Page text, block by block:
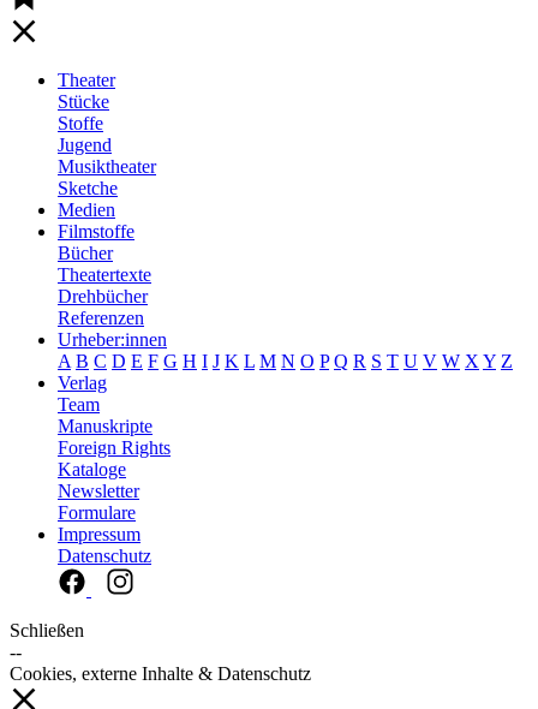
Theater
Stücke
Stoffe
Jugend
Musiktheater
Sketche
Medien
Filmstoffe
Bücher
Theatertexte
Drehbücher
Referenzen
Urheber:innen
A B C D E F G H I J K L M N O P Q R S T U V W X Y Z
Verlag
Team
Manuskripte
Foreign Rights
Kataloge
Newsletter
Formulare
Impressum
Datenschutz
Schließen
--
Cookies, externe Inhalte & Datenschutz